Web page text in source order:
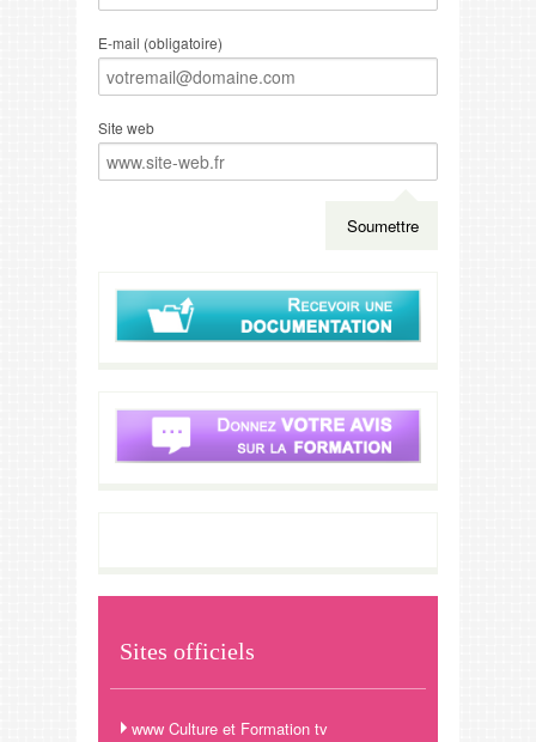
E-mail (obligatoire)
Site web
Sites officiels
www Culture et Formation tv